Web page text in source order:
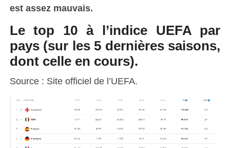
est assez mauvais.
Le top 10 à l’indice UEFA par
pays (sur les 5 dernières saisons,
dont celle en cours).
Source : Site officiel de l’UEFA.